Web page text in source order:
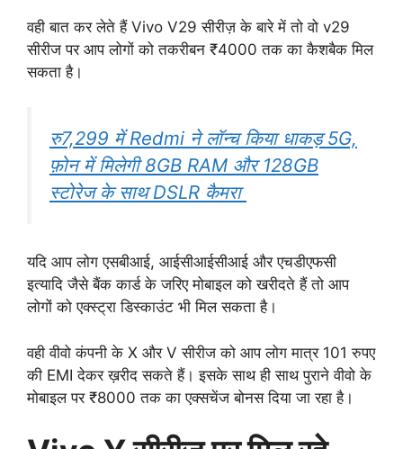
वही बात कर लेते हैं Vivo V29 सीरीज़ के बारे में तो वो v29
सीरीज पर आप लोगों को तकरीबन ₹4000 तक का कैशबैक मिल
सकता है।
रु7,299 में Redmi ने लॉन्च किया धाकड़ 5G,
फ़ोन में मिलेगी 8GB RAM और 128GB
स्टोरेज के साथ DSLR कैमरा
यदि आप लोग एसबीआई, आईसीआईसीआई और एचडीएफसी
इत्यादि जैसे बैंक कार्ड के जरिए मोबाइल को खरीदते हैं तो आप
लोगों को एक्स्ट्रा डिस्काउंट भी मिल सकता है।
वही वीवो कंपनी के X और V सीरीज को आप लोग मात्र 101 रुपए
की EMI देकर ख़रीद सकते हैं। इसके साथ ही साथ पुराने वीवो के
मोबाइल पर ₹8000 तक का एक्सचेंज बोनस दिया जा रहा है।